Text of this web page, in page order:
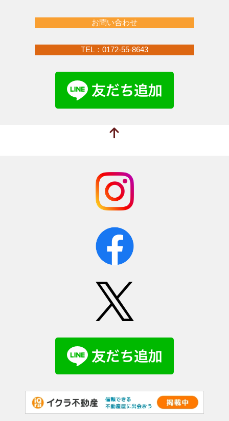
お問い合わせ
TEL：0172-55-8643